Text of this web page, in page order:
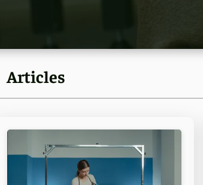
Articles